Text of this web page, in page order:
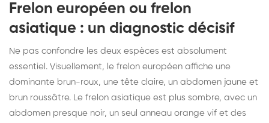
Frelon européen ou frelon
asiatique : un diagnostic décisif
Ne pas confondre les deux espèces est absolument
essentiel. Visuellement, le frelon européen affiche une
dominante brun-roux, une tête claire, un abdomen jaune et
brun roussâtre. Le frelon asiatique est plus sombre, avec un
abdomen presque noir, un seul anneau orange vif et des